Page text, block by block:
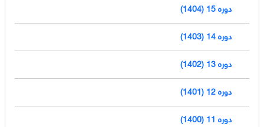
دوره 15 (1404)
دوره 14 (1403)
دوره 13 (1402)
دوره 12 (1401)
دوره 11 (1400)